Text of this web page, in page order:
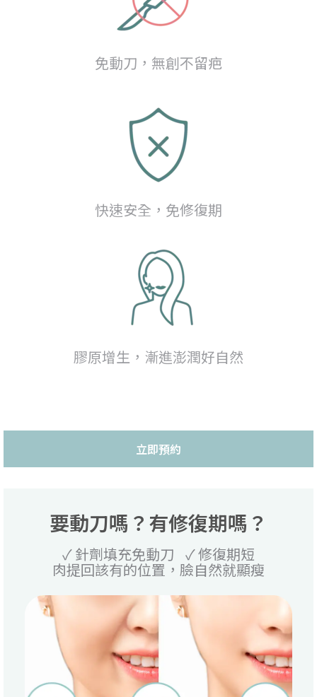
免動刀，無創不留疤
快速安全，免修復期
膠原增生，漸進澎潤好自然
立即預約
要動刀嗎？有修復期嗎？
✓ 針劑填充免動刀 ✓ 修復期短
肉提回該有的位置，臉自然就顯瘦